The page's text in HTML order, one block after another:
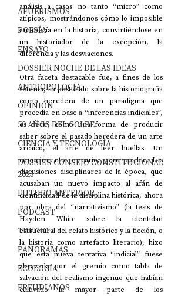
AFUERISMOS
POESÍA
ENSAYO
DOSSIER NOCHE DE LAS IDEAS
ANTROPOLOGÍA
OPINIÓN
50 AÑOS DEL GOLPE
CIENCIA Y TECNOLOGÍA
DOSSIER CONSEJO CONSTITUCIONAL
2023
FUTURO ANTERIOR
PODCAST
TEATRO
PANORAMAS
ECOLOGÍA
FREUDIANOS
análisis a casos no tanto “micro” como
atípicos, mostrándonos cómo lo imposible
amanecía en la historia, convirtiéndose en
un historiador de la excepción, la
diferencia y las desviaciones.
Otra faceta destacable fue, a fines de los
setenta, su postulado sobre la historiografía
como heredera de un paradigma que
procedía en base a “inferencias indiciales”,
es decir, como una forma de producir
saber sobre el pasado heredera de un arte
arcaico, el arte de leer huellas. Un
conocimiento precario, pero posible. Las
discusiones disciplinares de la época, que
acusaban un nuevo impacto al afán de
cientificidad de la disciplina histórica, ahora
por obra del “narrativismo” (la tesis de
Hayden White sobre la identidad
estructural del relato histórico y la ficción, o
la historia como artefacto literario), hizo
que esta nueva tentativa “indicial” fuese
abrazada por el gremio como tabla de
salvación del realismo ingenuo que habían
cultivado la mayor parte de los